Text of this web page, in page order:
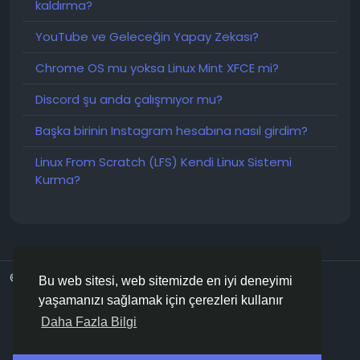
Bu web sitesi, web sitemizde en iyi deneyimi
yaşamanızı sağlamak için çerezleri kullanır
Daha Fazla Bilgi
arasında değişiyor.
Çinli bir internet sitesinin 2013 yılında yaptığı bir
araştırmaya göre, Çin'deki kadın oyuncuların oranı
sadece %27 olup , bu oran Güney Kore (%37), ABD
(%42), İngiltere (%49) ve özellikle de %66 gibi
olağanüstü bir orana sahip Japonya'ya kıyasla
oldukça düşüktür.
Aynı dönemde Nintendo, kullanıcılarının yarısının kadın
olduğunu belirten resmi verileri paylaştı.
Kaplan'ın 1982'de kadınların atari salonu oyuncularının
sadece %20'sini oluşturduğunu bildirdiği verilere göre
önemli bir değişiklik.
kaldırma?
YouTube ve Geleceğin Yapay Zekası?
Chrome OS mu yoksa Linux Mint XFCE mi?
Discord şu anda çalışmıyor mu?
Başka birinin Instagram hesabına nasıl girdim?
Linux From Scratch (LFS) Kendi Linux Sistemi
Kurma?
© 2026 TechForumTR
Turkish
Hakkımızda Gizlilik Politikası Kurallar
Bize Ulaşın
Support Center Rehber